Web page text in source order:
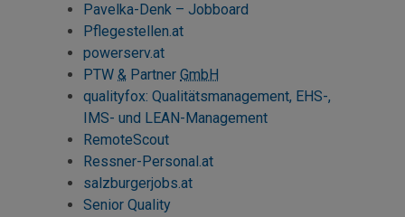
Pavelka-Denk – Jobboard
Pflegestellen.at
powerserv.at
PTW & Partner GmbH
qualityfox: Qualitätsmanagement, EHS-,
IMS- und LEAN-Management
RemoteScout
Ressner-Personal.at
salzburgerjobs.at
Senior Quality